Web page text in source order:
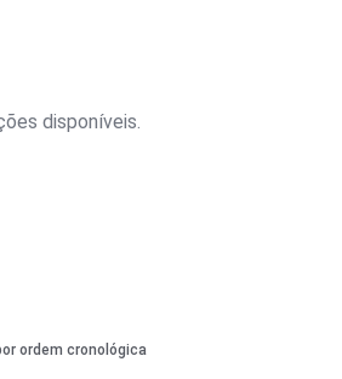
disponíveis.
ordem cronológica